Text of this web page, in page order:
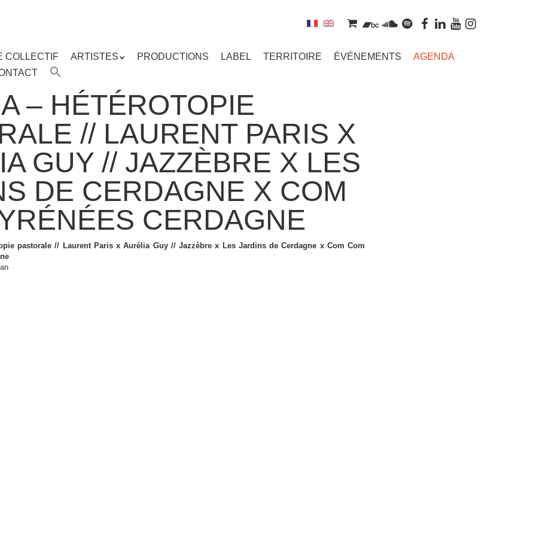
COLLECTIF ARTISTES PRODUCTIONS LABEL TERRITOIRE ÉVÉNEMENTS
AGENDA
– HÉTÉROTOPIE
// LAURENT PARIS X
GUY // JAZZÈBRE X LES
DE CERDAGNE X COM
CERDAGNE
pastorale // Laurent Paris x Aurélia Guy // Jazzèbre x Les Jardins de Cerdagne x Com Com